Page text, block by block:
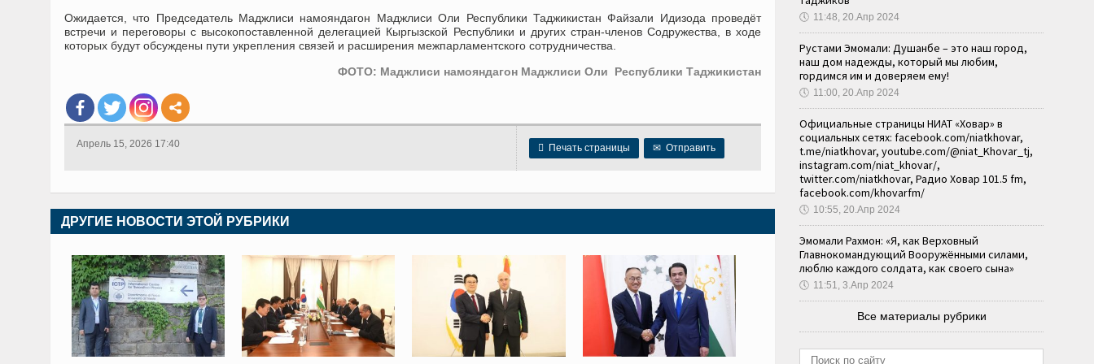
Ожидается, что Председатель Маджлиси намояндагон Маджлиси Оли Республики Таджикистан Файзали Идизода проведёт
встречи и переговоры с высокопоставленной делегацией Кыргызской Республики и других стран-членов Содружества, в ходе
которых будут обсуждены пути укрепления связей и расширения межпарламентского сотрудничества.
ФОТО: Маджлиси намояндагон Маджлиси Оли Республики Таджикистан
 Печать страницы ✉ Отправить
Апрель 15, 2026 17:40
ДРУГИЕ НОВОСТИ ЭТОЙ РУБРИКИ
🕔 11:48, 20.Апр 2024
Рустами Эмомали: Душанбе – это наш город,
наш дом надежды, который мы любим,
гордимся им и доверяем ему!
🕔 11:00, 20.Апр 2024
Официальные страницы НИАТ «Ховар» в
социальных сетях: facebook.com/niatkhovar,
t.me/niatkhovar, youtube.com/@niat_Khovar_tj,
instagram.com/niat_khovar/,
twitter.com/niatkhovar, Радио Ховар 101.5 fm,
facebook.com/khovarfm/
🕔 10:55, 20.Апр 2024
Эмомали Рахмон: «Я, как Верховный
Главнокомандующий Вооружёнными силами,
люблю каждого солдата, как своего сына»
🕔 11:51, 3.Апр 2024
Все материалы рубрики